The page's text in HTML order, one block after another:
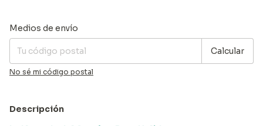
Entregas para el CP:
Medios de envío
Calcular
No sé mi código postal
Descripción